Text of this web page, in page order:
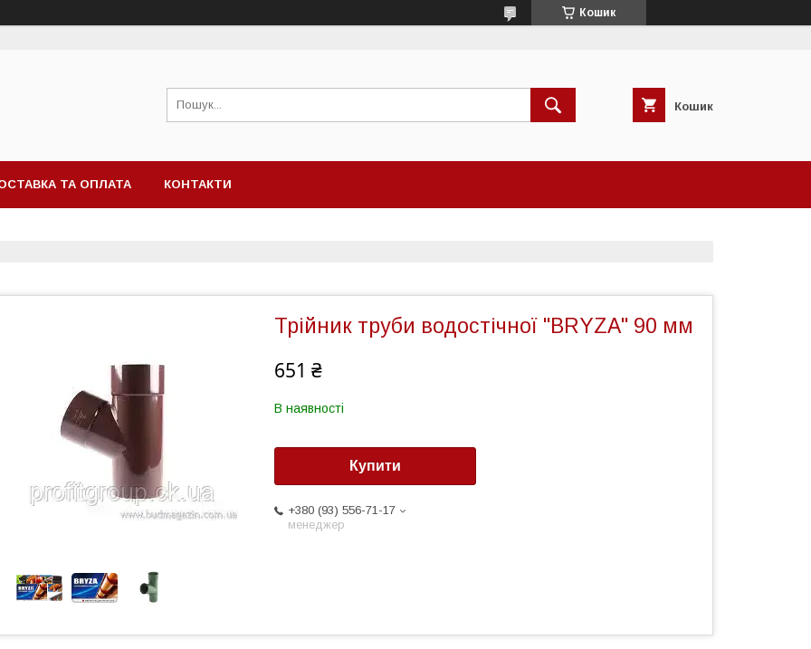
Кошик
Кошик
ТА ОПЛАТА КОНТАКТИ
Трійник труби водостічної "BRYZA" 90 мм
651 ₴
В наявності
Купити
+380 (93) 556-71-17
менеджер